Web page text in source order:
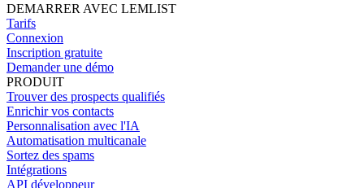
DEMARRER AVEC LEMLIST
Tarifs
Connexion
Inscription gratuite
Demander une démo
PRODUIT
Trouver des prospects qualifiés
Enrichir vos contacts
Personnalisation avec l'IA
Automatisation multicanale
Sortez des spams
Intégrations
API développeur